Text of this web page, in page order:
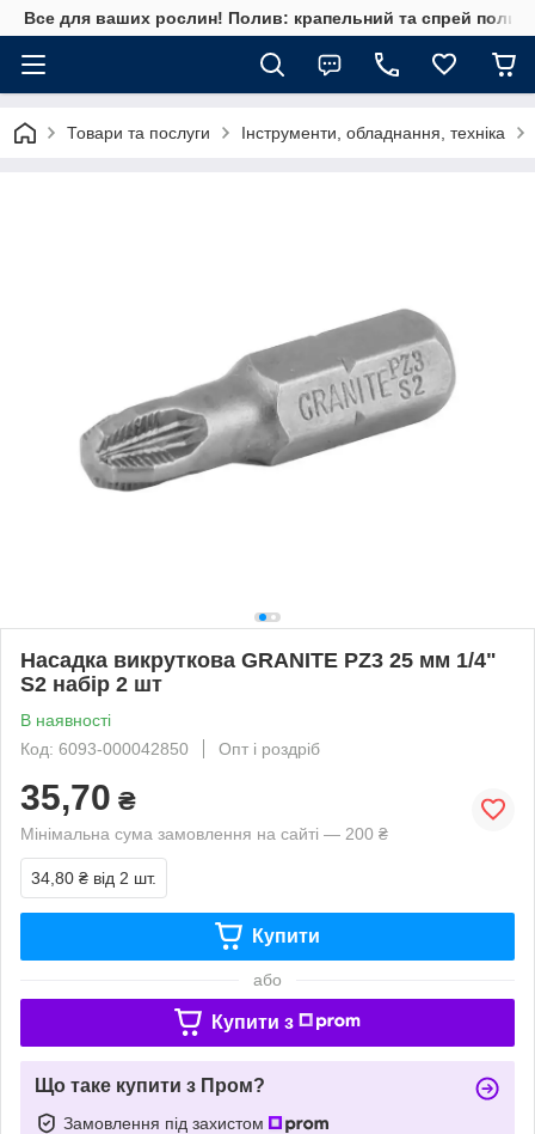
Все для ваших рослин! Полив: крапельний та спрей полив,
Товари та послуги Інструменти, обладнання, техніка
Насадка викруткова GRANITE PZ3 25 мм 1/4"
S2 набір 2 шт
В наявності
Код: 6093-000042850
Опт і роздріб
35,70 ₴
Мінімальна сума замовлення на сайті — 200 ₴
34,80 ₴ від 2 шт.
Купити
або
Купити з
Що таке купити з Пром?
Замовлення під захистом